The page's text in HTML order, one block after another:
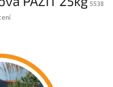
5538